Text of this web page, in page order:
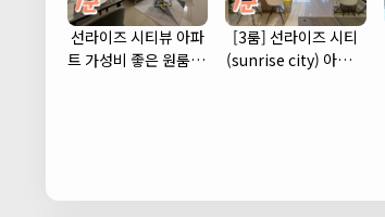
선라이즈 시티뷰 아파
트 가성비 좋은 원룸 스
[3룸] 선라이즈 시티
(sunrise city) 아파트